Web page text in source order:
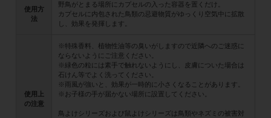
使用方
法
野鳥がとまる場所にカプセルの入った容器を置くだけ。
カプセルに内包された鳥類の忌避物質がゆっくり空気中に拡散
し、効果を発揮します。
使用上
の注意
※特殊香料、植物性油等の臭いがしますので近隣へのご迷惑に
ならないようにご注意ください。
※緑色の粒には素手で触れないようにし、皮膚についた場合は
石けん等でよく洗ってください。
※雨風が強いと、効果が一時的に小さくなることがあります。
※お子様の手が届かない場所に設置してください。
鳥よけシリーズおよび鼠よけシリーズは鳥類やネズミの被害対